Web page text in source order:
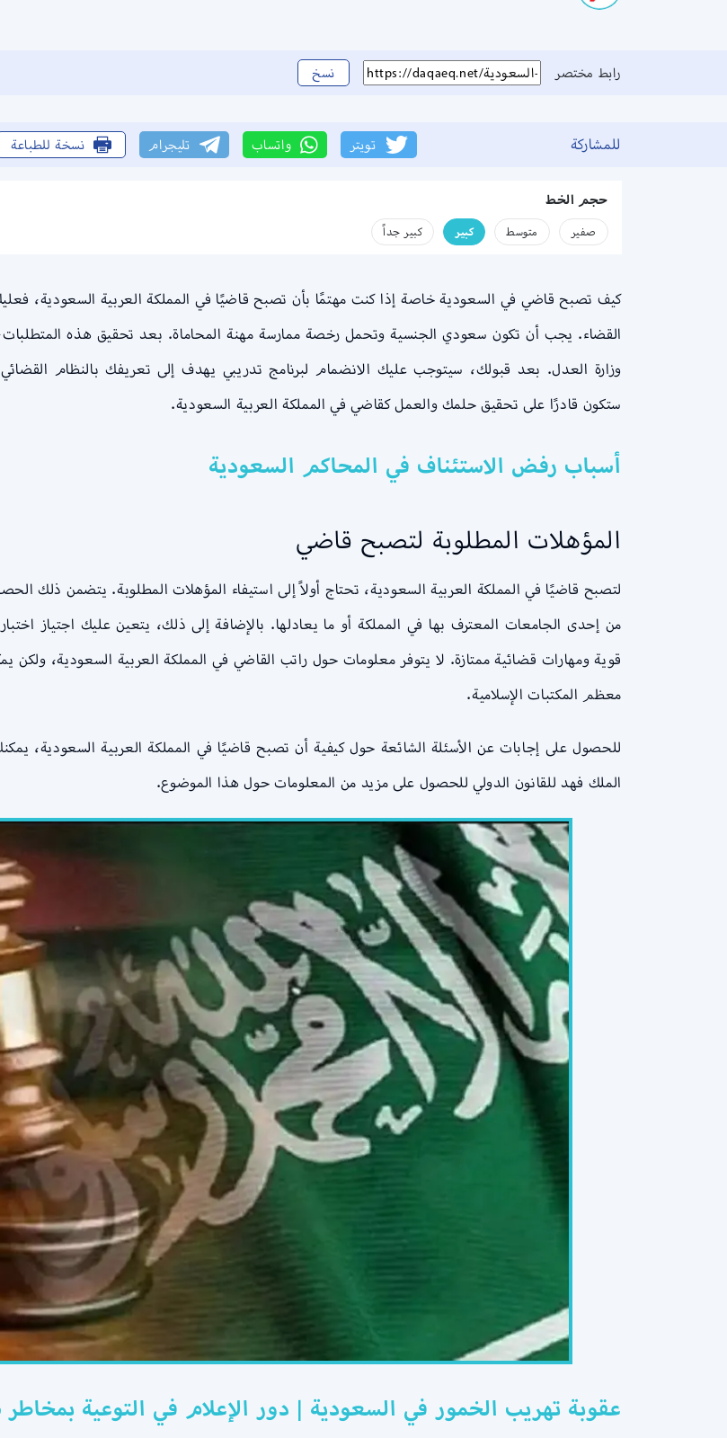
رابط مختصر نسخ
للمشاركة تويتر واتساب تليجرام نسخة للطباعة
حجم الخط
صفير متوسط كبير كبير جداً
القضاء. يجب أن تكون سعودي الجنسية وتحمل رخصة ممارسة مهنة المحاماة. بعد تحقيق هذه
وزارة العدل. بعد قبولك، سيتوجب عليك الانضمام لبرنامج تدريبي يهدف إلى تعريفك بالنظام
ستكون قادرًا على تحقيق حلمك والعمل كقاضي في المملكة العربية السعودية.
أسباب رفض الاستئناف في المحاكم السعودية
المؤهلات المطلوبة لتصبح قاضي
لتصبح قاضيًا في المملكة العربية السعودية، تحتاج أولاً إلى استيفاء المؤهلات المطلوبة. يتضمن ذلك
من إحدى الجامعات المعترف بها في المملكة أو ما يعادلها. بالإضافة إلى ذلك، يتعين عليك اجتياز
قوية ومهارات قضائية ممتازة. لا يتوفر معلومات حول راتب القاضي في المملكة العربية السعودية، ولكن
معظم المكتبات الإسلامية.
للحصول على إجابات عن الأسئلة الشائعة حول كيفية أن تصبح قاضيًا في المملكة العربية السعودية،
الملك فهد للقانون الدولي للحصول على مزيد من المعلومات حول هذا الموضوع.
عقوبة تهريب الخمور في السعودية | دور الإعلام في التوعية